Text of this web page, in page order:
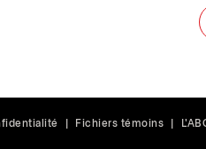
Fichiers témoins